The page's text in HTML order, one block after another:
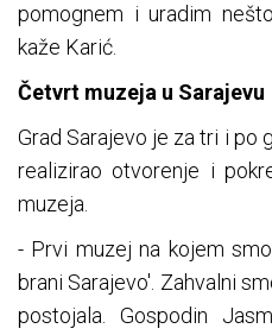
pomognem i uradim
kaže Karić.
Četvrt muzeja u Sarajevu
Grad Sarajevo je za tri i po
realizirao otvorenje i
muzeja.
- Prvi muzej na kojem
brani Sarajevo'. Zahvalni
postojala. Gospodin